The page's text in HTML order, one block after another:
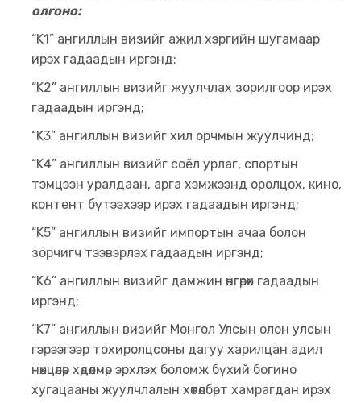
олгоно:
“K1” ангиллын визийг ажил хэргийн шугамаар
ирэх гадаадын иргэнд;
“K2” ангиллын визийг жуулчлах зорилгоор ирэх
гадаадын иргэнд;
“K3” ангиллын визийг хил орчмын жуулчинд;
“K4” ангиллын визийг соёл урлаг, спортын
тэмцээн уралдаан, арга хэмжээнд оролцох, кино,
контент бүтээхээр ирэх гадаадын иргэнд;
“K5” ангиллын визийг импортын ачаа болон
зорчигч тээвэрлэх гадаадын иргэнд;
“K6” ангиллын визийг дамжин өнгөрөх гадаадын
иргэнд;
“K7” ангиллын визийг Монгол Улсын олон улсын
гэрээгээр тохиролцсоны дагуу харилцан адил
нөхцөлөөр хөдөлмөр эрхлэх боломж бүхий богино
хугацааны жуулчлалын хөтөлбөрт хамрагдан ирэх